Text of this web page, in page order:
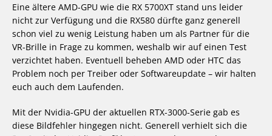
Eine ältere AMD-GPU wie die RX 5700XT stand uns leider
nicht zur Verfügung und die RX580 dürfte ganz generell
schon viel zu wenig Leistung haben um als Partner für die
VR-Brille in Frage zu kommen, weshalb wir auf einen Test
verzichtet haben. Eventuell beheben AMD oder HTC das
Problem noch per Treiber oder Softwareupdate – wir halten
euch auch dem Laufenden.
Mit der Nvidia-GPU der aktuellen RTX-3000-Serie gab es
diese Bildfehler hingegen nicht. Generell verhielt sich die